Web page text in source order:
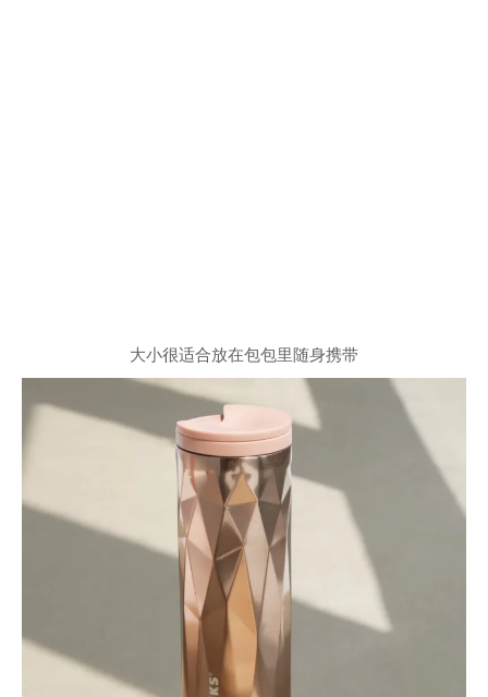
大小很适合放在包包里随身携带